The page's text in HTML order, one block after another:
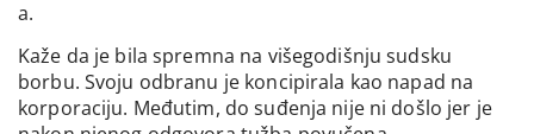
a.
Kaže da je bila spremna na višegodišnju sudsku
borbu. Svoju odbranu je koncipirala kao napad na
korporaciju. Međutim, do suđenja nije ni došlo jer je